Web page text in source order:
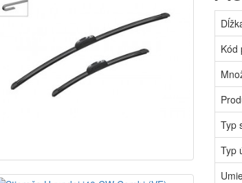
Kód
Typ
Typ